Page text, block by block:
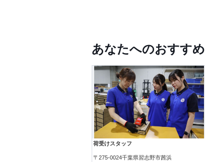
あなたへのおすすめ
荷受けスタッフ
〒275-0024千葉県習志野市茜浜